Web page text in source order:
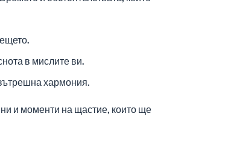
в мислите ви.
хармония.
и моменти на щастие, които ще